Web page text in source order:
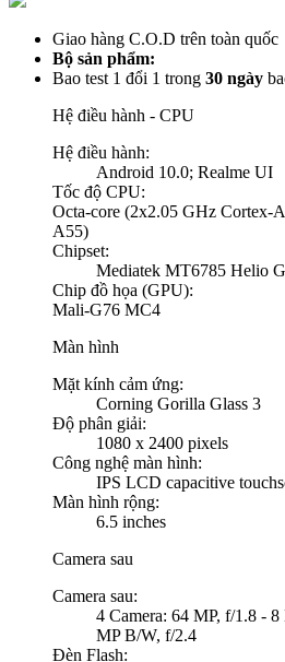
Giao hàng C.O.D trên toàn quốc
Bộ sản phẩm:
Bao test 1 đổi 1 trong 30 ngày
Hệ điều hành - CPU
Hệ điều hành:
Android 10.0; Realme UI
Tốc độ CPU:
Octa-core (2x2.05 GHz Cortex-
A55)
Chipset:
Mediatek MT6785 Helio
Chip đồ họa (GPU):
Mali-G76 MC4
Màn hình
Mặt kính cảm ứng:
Corning Gorilla Glass 3
Độ phân giải:
1080 x 2400 pixels
Công nghệ màn hình:
IPS LCD capacitive
Màn hình rộng:
6.5 inches
Camera sau
Camera sau:
4 Camera: 64 MP, f/1.8 -
MP B/W, f/2.4
Đèn Flash: